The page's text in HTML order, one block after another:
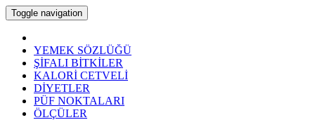
Toggle navigation
YEMEK SÖZLÜĞÜ
ŞİFALI BİTKİLER
KALORİ CETVELİ
DİYETLER
PÜF NOKTALARI
ÖLÇÜLER